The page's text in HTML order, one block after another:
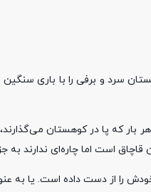
سرد و برفی را با باری سنگین
که پا در کوهستان می‌گذارند،
است اما چاره‌ای ندارند به
را از دست داده است. یا به